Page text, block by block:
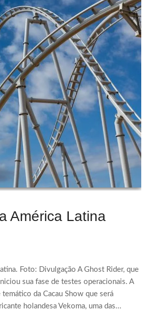
América Latina
Foto: Divulgação A Ghost Rider, que
sua fase de testes operacionais. A
da Cacau Show que será
holandesa Vekoma, uma das...